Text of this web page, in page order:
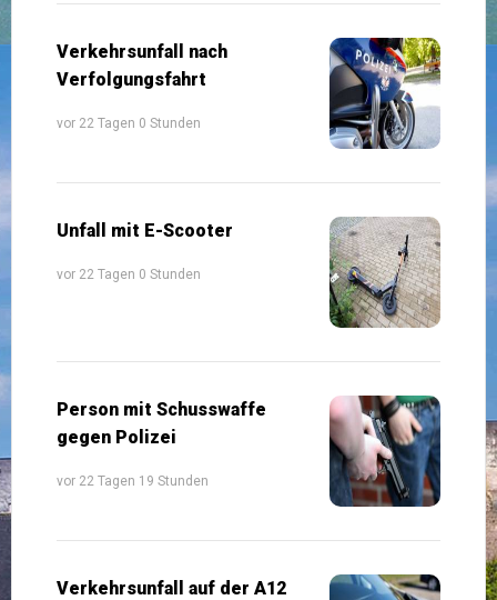
Verkehrsunfall nach
Verfolgungsfahrt
vor 22 Tagen 0 Stunden
Unfall mit E-Scooter
vor 22 Tagen 0 Stunden
Person mit Schusswaffe
gegen Polizei
vor 22 Tagen 19 Stunden
Verkehrsunfall auf der A12